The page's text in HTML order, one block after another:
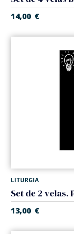
14,00 €
LITURGIA
13,00 €